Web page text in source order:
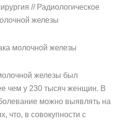
// Радиологическое
железы
молочной железы
железы был
чем у 230 тысяч женщин. В
можно выявлять на
что, в совокупности с